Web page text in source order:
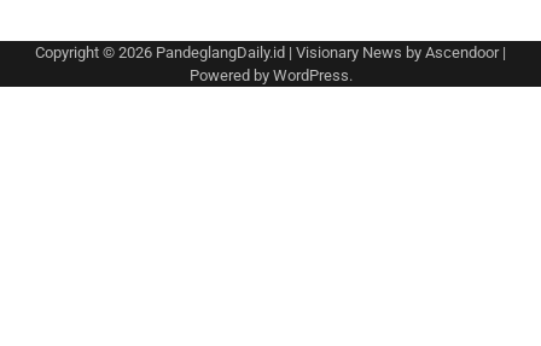
Copyright © 2026 PandeglangDaily.id | Visionary News by Ascendoor|
Powered by WordPress.